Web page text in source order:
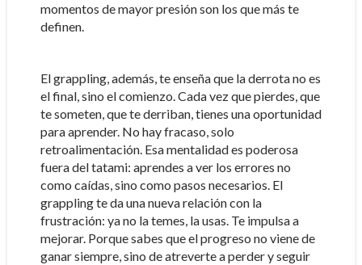
momentos de mayor presión son los que más te
definen.
El grappling, además, te enseña que la derrota no es
el final, sino el comienzo. Cada vez que pierdes, que
te someten, que te derriban, tienes una oportunidad
para aprender. No hay fracaso, solo
retroalimentación. Esa mentalidad es poderosa
fuera del tatami: aprendes a ver los errores no
como caídas, sino como pasos necesarios. El
grappling te da una nueva relación con la
frustración: ya no la temes, la usas. Te impulsa a
mejorar. Porque sabes que el progreso no viene de
ganar siempre, sino de atreverte a perder y seguir